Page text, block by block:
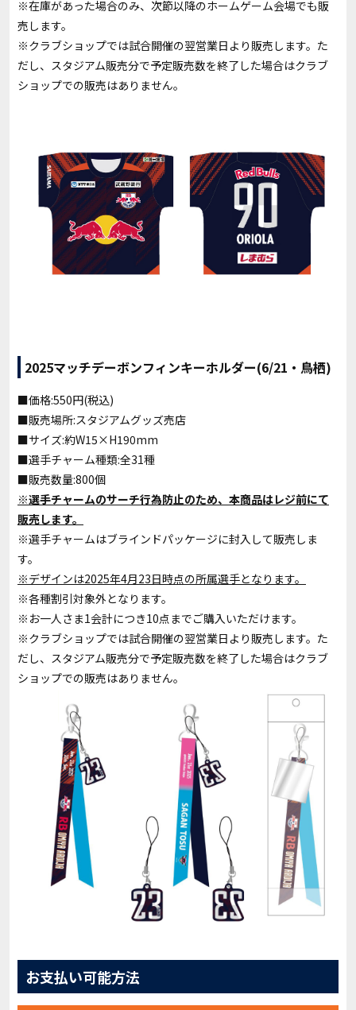
※在庫があった場合のみ、次節以降のホームゲーム会場でも販
売します。
※クラブショップでは試合開催の翌営業日より販売します。た
だし、スタジアム販売分で予定販売数を終了した場合はクラブ
ショップでの販売はありません。
2025マッチデーボンフィンキーホルダー(6/21・鳥栖)
■価格:550円(税込)
■販売場所:スタジアムグッズ売店
■サイズ:約W15×H190mm
■選手チャーム種類:全31種
■販売数量:800個
※選手チャームのサーチ行為防止のため、本商品はレジ前にて
販売します。
※選手チャームはブラインドパッケージに封入して販売しま
す。
※デザインは2025年4月23日時点の所属選手となります。
※各種割引対象外となります。
※お一人さま1会計につき10点までご購入いただけます。
※クラブショップでは試合開催の翌営業日より販売します。た
だし、スタジアム販売分で予定販売数を終了した場合はクラブ
ショップでの販売はありません。
お支払い可能方法